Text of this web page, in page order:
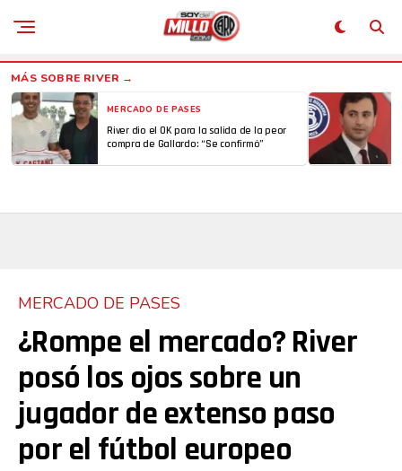
MERCADO DE PASES
River dio el OK para la salida de la peor
compra de Gallardo: “Se confirmó”
MERCADO DE PASES
¿Rompe el mercado? River
posó los ojos sobre un
jugador de extenso paso
por el fútbol europeo